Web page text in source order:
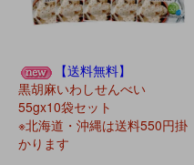
【送料無料】
黒胡麻いわしせんべい
55gx10袋セット
※北海道・沖縄は送料550円掛
かります